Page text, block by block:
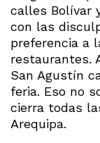
calles Bolívar
con las
preferencia a
restaurantes.
San Agustín
feria. Eso no
cierra todas
Arequipa.